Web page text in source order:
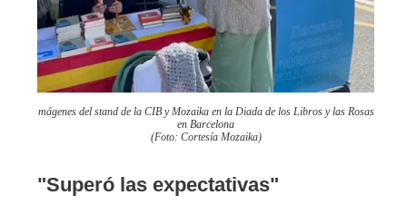
mágenes del stand de la CIB y Mozaika en la Diada de los Libros y las Rosas
en Barcelona
(Foto: Cortesía Mozaika)
"Superó las expectativas"